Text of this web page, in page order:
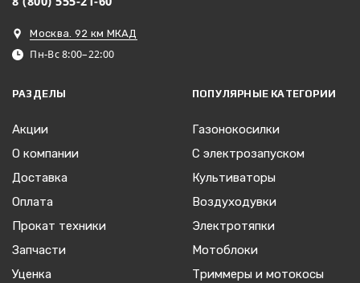
Москва. 92 км МКАД
Пн-Вс 8:00–22:00
РАЗДЕЛЫ
Акции
О компании
Доставка
Оплата
Прокат техники
Запчасти
Уценка
ПОПУЛЯРНЫЕ КАТЕГОРИИ
Газонокосилки
С электрозапуском
Культиваторы
Воздуходувки
Электротяпки
Мотоблоки
Триммеры и мотокосы